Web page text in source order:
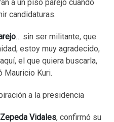
a un piso parejo cuando
candidaturas.
… sin ser militante, que
estoy muy agradecido,
el que quiera buscarla,
Mauricio Kuri.
a la presidencia
Vidales, confirmó su